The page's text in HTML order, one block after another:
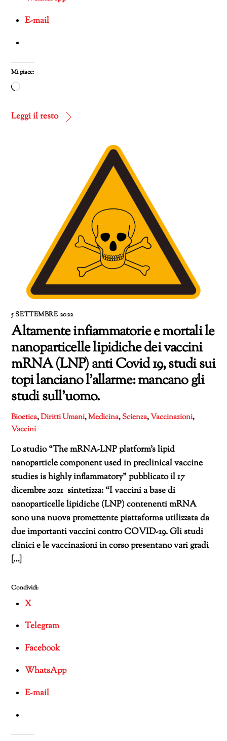
E-mail
Mi piace:
Caricamento
corso…
Leggi il resto
5 SETTEMBRE 2022
Altamente infiammatorie e mortali le
nanoparticelle lipidiche dei vaccini
mRNA (LNP) anti Covid 19, studi sui
topi lanciano l’allarme: mancano gli
studi sull’uomo.
Bioetica,Diritti Umani,Medicina,Scienza,Vaccinazioni,
Vaccini
Lo studio “The mRNA-LNP platform’s lipid
nanoparticle component used in preclinical vaccine
studies is highly inflammatory” pubblicato il 17
dicembre 2021 sintetizza: “I vaccini a base di
nanoparticelle lipidiche (LNP) contenenti mRNA
sono una nuova promettente piattaforma utilizzata da
due importanti vaccini contro COVID-19. Gli studi
clinici e le vaccinazioni in corso presentano vari gradi
[…]
Condividi:
X
Telegram
Facebook
WhatsApp
E-mail